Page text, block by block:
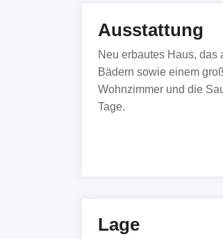
Ausstattung
Neu erbautes Haus, das
Bädern sowie einem
Wohnzimmer und die
Tage.
Lage